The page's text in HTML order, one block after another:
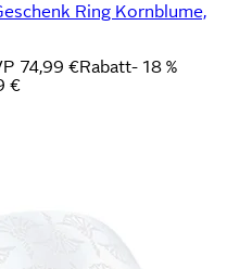
Ring Kornblume,
74,99 €Rabatt- 18 %
€